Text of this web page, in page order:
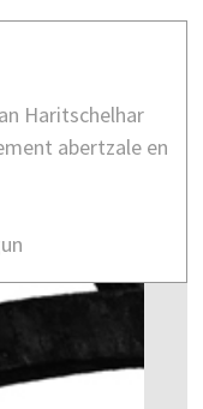
Haritschelhar
abertzale en